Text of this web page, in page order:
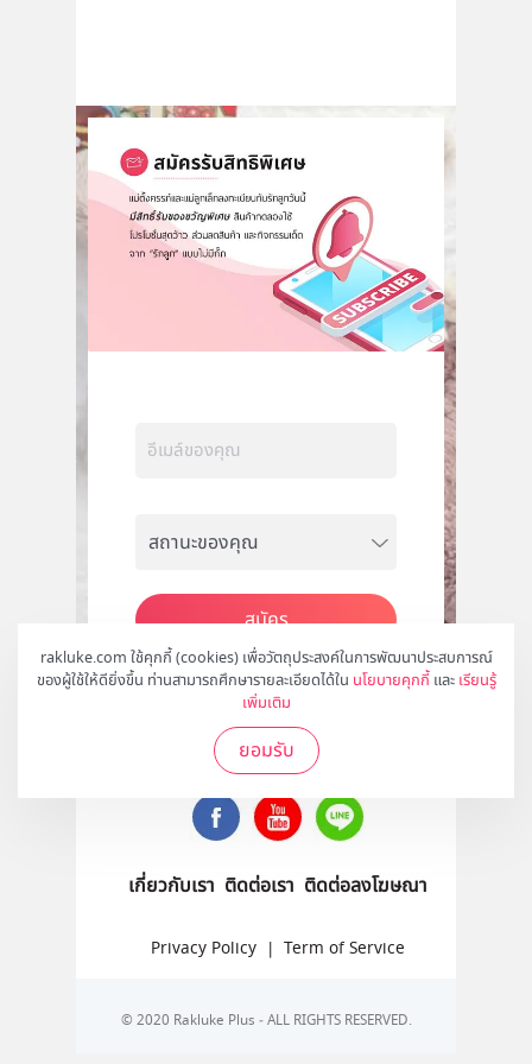
rakluke.com ใช้คุกกี้ (cookies) เพื่อวัตถุประสงค์ในการพัฒนาประสบการณ์
ของผู้ใช้ให้ดียิ่งขึ้น ท่านสามารถศึกษารายละเอียดได้ใน นโยบายคุกกี้ และ เรียนรู้
เพิ่มเติม
ยอมรับ
สมัคร
ติดตามเราได้ที่
เกี่ยวกับเรา ติดต่อเรา ติดต่อลงโฆษณา
Privacy Policy | Term of Service
© 2020 Rakluke Plus - ALL RIGHTS RESERVED.